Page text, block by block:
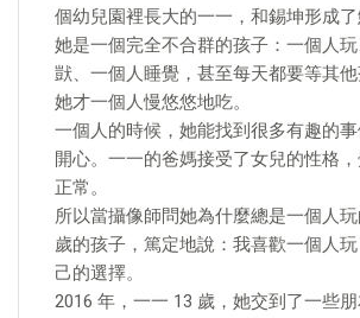
個幼兒園裡長大的一一，和錫坤形成了
她是一個完全不合群的孩子：一個人
獃、一個人睡覺，甚至每天都要等其他
她才一個人慢悠悠地吃。
一個人的時候，她能找到很多有趣的
開心。一一的爸媽接受了女兒的性格
正常。
所以當攝像師問她為什麼總是一個人
歲的孩子，篤定地說：我喜歡一個人
己的選擇。
2016 年，一一 13 歲，她交到了一些